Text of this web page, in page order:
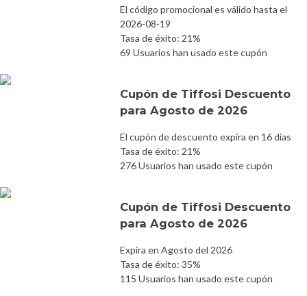
El código promocional es válido hasta el
2026-08-19
Tasa de éxito: 21%
69 Usuarios han usado este cupón
Cupón de Tiffosi Descuento
para Agosto de 2026
El cupón de descuento expira en 16 días
Tasa de éxito: 21%
276 Usuarios han usado este cupón
Cupón de Tiffosi Descuento
para Agosto de 2026
Expira en Agosto del 2026
Tasa de éxito: 35%
115 Usuarios han usado este cupón